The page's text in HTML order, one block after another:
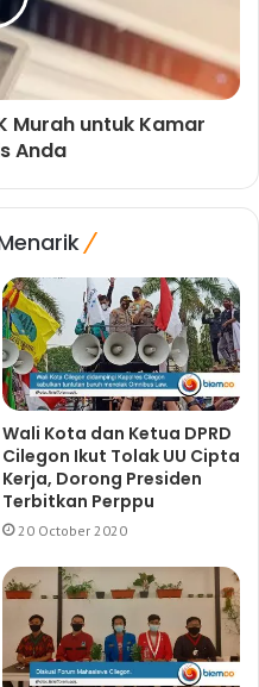
Murah untuk Kamar
Anda
Wali Kota dan Ketua DPRD
Cilegon Ikut Tolak UU Cipta
Kerja, Dorong Presiden
Terbitkan Perppu
20 October 2020